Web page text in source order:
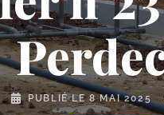
PUBLIÉ LE8 MAI 2025